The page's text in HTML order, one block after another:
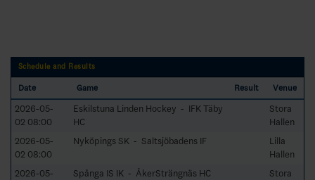
Schedule and Results
Date Game Result Venue
2026-05-
02 08:00
Eskilstuna Linden Hockey - IFK Täby
HC
Stora
Hallen
2026-05-
02 08:00
Nyköpings SK - Saltsjöbadens IF
Lilla
Hallen
2026-05-
Spånga IS IK - ÅkerSträngnäs HC
Stora